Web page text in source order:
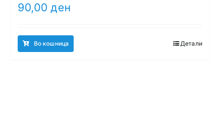
90,00ден
Во кошница Детали